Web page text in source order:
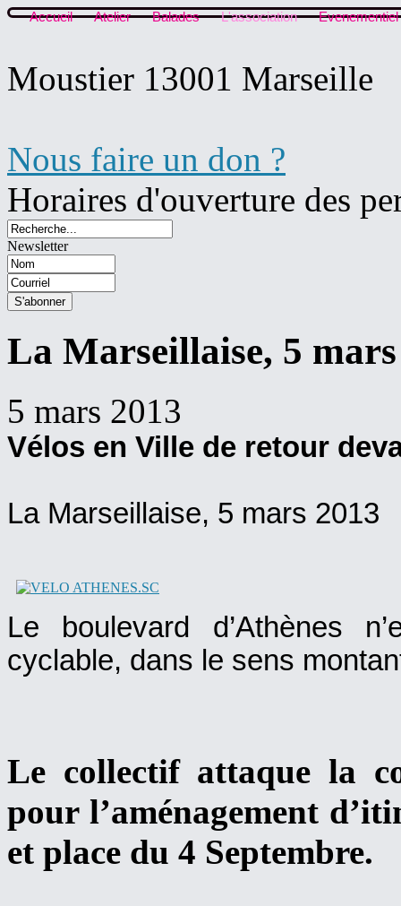
Accueil Atelier Balades L'association Evenementiel
Moustier 13001 Marseille
Nous faire un don ?
Horaires d'ouverture des
Newsletter
La Marseillaise, 5
5 mars 2013
Vélos en Ville de retour
La Marseillaise, 5 mars 2013
Le boulevard d’Athènes
cyclable, dans le sens
Le collectif attaque la
pour l’aménagement
et place du 4 Septembre.